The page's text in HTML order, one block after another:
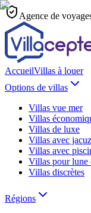
Agence de
AccueilVillas à louer
Options de villas
Villas vue mer
Villas
Villas de luxe
Villas avec
Villas avec
Villas pour lune
Villas discrètes
Régions